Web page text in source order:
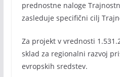
prednostne naloge
zasleduje specifični cilj
Za projekt v vrednosti
sklad za regionalni razvoj
evropskih sredstev.